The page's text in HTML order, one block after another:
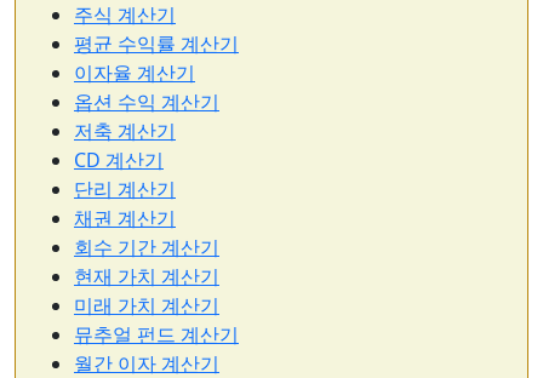
주식 계산기
평균 수익률 계산기
이자율 계산기
옵션 수익 계산기
저축 계산기
CD 계산기
단리 계산기
채권 계산기
회수 기간 계산기
현재 가치 계산기
미래 가치 계산기
뮤추얼 펀드 계산기
월간 이자 계산기